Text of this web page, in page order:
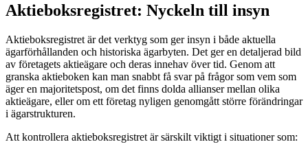
Aktieboksregistret: Nyckeln till insyn
Aktieboksregistret är det verktyg som ger insyn i både aktuella
ägarförhållanden och historiska ägarbyten. Det ger en detaljerad bild
av företagets aktieägare och deras innehav över tid. Genom att
granska aktieboken kan man snabbt få svar på frågor som vem som
äger en majoritetspost, om det finns dolda allianser mellan olika
aktieägare, eller om ett företag nyligen genomgått större förändringar
i ägarstrukturen.
Att kontrollera aktieboksregistret är särskilt viktigt i situationer som: